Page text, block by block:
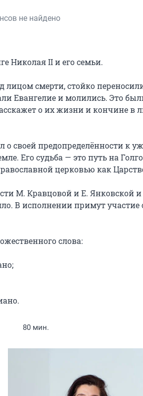
не найдено
Николая II и его семьи.
смерти, стойко
Евангелие и молились. Это
о их жизни и кончине в
о своей предопределённости к
Его судьба — это путь на
церковью как
М. Кравцовой и Е. Янковской
В исполнении примут
слова:
80 мин.